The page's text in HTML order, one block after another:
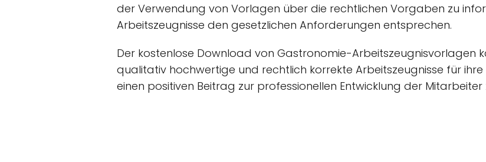
der Verwendung von Vorlagen über die rechtlichen Vorgaben zu
Arbeitszeugnisse den gesetzlichen Anforderungen entsprechen.
Der kostenlose Download von Gastronomie-Arbeitszeugnisvorlagen
qualitativ hochwertige und rechtlich korrekte Arbeitszeugnisse für
einen positiven Beitrag zur professionellen Entwicklung der Mitarbeiter